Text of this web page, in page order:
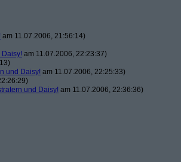
am 11.07.2006, 21:56:14)
am 11.07.2006, 22:23:37)
und Daisy! am 11.07.2006, 22:25:33)
und Daisy! am 11.07.2006, 22:36:36)